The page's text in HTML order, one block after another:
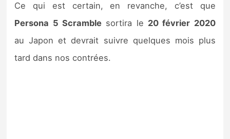
Ce qui est certain, en revanche, c’est que
Persona 5 Scramblesortira le 20 février 2020
au Japon et devrait suivre quelques mois plus
tard dans nos contrées.